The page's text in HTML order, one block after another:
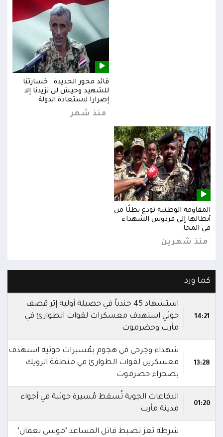
قائد محور الحديدة : خسارتنا
للشهيد وحيش لن تزيدنا إلا
إصرارا لاستعادة الدولة
منذ شهر
المقاومة الوطنية تودع بطلًا من
أبطالها إلى فردوس الشهداء
في المخا
منذ شهرين
كما ورد
14:21
استشهاد 45 جندياً في حصيلة أولية إثر قصف
حوثي استهدف معسكرات لقوات الطوارئ في
مأرب وحضرموت
13:28
شهداء وجرحى في هجوم بمُسيرات حوثية استهدف
معسكرين لقوات الطوارئ في منطقة الرويك
بصحراء حضرموت
01:20
الدفاعات الجوية تُسقط مُسيرة حوثية في أجواء
مدينة مأرب
شرطة تعز تضبط قاتل المساعد "موسى نعمان"